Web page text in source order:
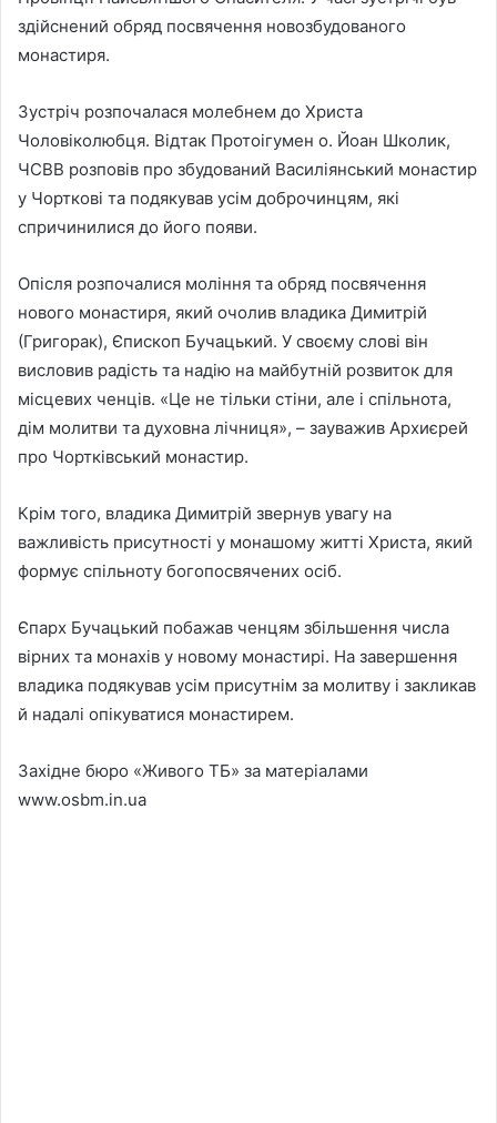
здійснений обряд посвячення новозбудованого
монастиря.
Зустріч розпочалася молебнем до Христа
Чоловіколюбця. Відтак Протоігумен о. Йоан Школик,
ЧСВВ розповів про збудований Василіянський монастир
у Чорткові та подякував усім доброчинцям, які
спричинилися до його появи.
Опісля розпочалися моління та обряд посвячення
нового монастиря, який очолив владика Димитрій
(Григорак), Єпископ Бучацький. У своєму слові він
висловив радість та надію на майбутній розвиток для
місцевих ченців. «Це не тільки стіни, але і спільнота,
дім молитви та духовна лічниця», – зауважив Архиєрей
про Чортківський монастир.
Крім того, владика Димитрій звернув увагу на
важливість присутності у монашому житті Христа, який
формує спільноту богопосвячених осіб.
Єпарх Бучацький побажав ченцям збільшення числа
вірних та монахів у новому монастирі. На завершення
владика подякував усім присутнім за молитву і закликав
й надалі опікуватися монастирем.
Західне бюро «Живого ТБ» за матеріалами
www.osbm.in.ua